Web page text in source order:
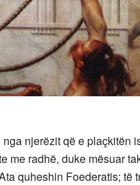
njerëzit që e plaçkitën
me radhë, duke mësuar
quheshin Foederatis; të